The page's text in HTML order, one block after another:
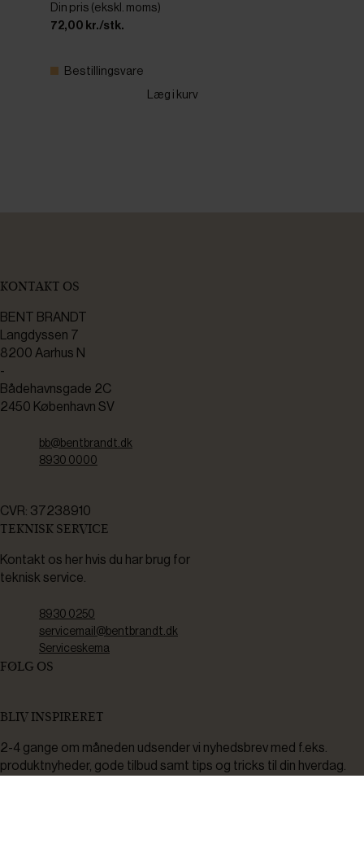
Din pris (ekskl. moms)
72,00 kr./stk.
Bestillingsvare
Læg i kurv
KONTAKT OS
BENT BRANDT
Langdyssen 7
8200 Aarhus N
-
Bådehavnsgade 2C
2450 København SV
bb@bentbrandt.dk
8930 0000
CVR: 37238910
TEKNISK SERVICE
Kontakt os her hvis du har brug for
teknisk service.
8930 0250
servicemail@bentbrandt.dk
Serviceskema
FØLG OS
BLIV INSPIRERET
2-4 gange om måneden udsender vi nyhedsbrev med f.eks.
produktnyheder, gode tilbud samt tips og tricks til din hverdag.